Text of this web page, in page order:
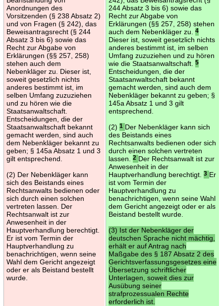
Anordnungen des
Vorsitzenden (§ 238 Absatz 2)
und von Fragen (§ 242), das
Beweisantragsrecht (§ 244
Absatz 3 bis 6) sowie das
Recht zur Abgabe von
Erklärungen (§§ 257, 258)
stehen auch dem
Nebenkläger zu. Dieser ist,
soweit gesetzlich nichts
anderes bestimmt ist, im
selben Umfang zuzuziehen
und zu hören wie die
Staatsanwaltschaft.
Entscheidungen, die der
Staatsanwaltschaft bekannt
gemacht werden, sind auch
dem Nebenkläger bekannt zu
geben; § 145a Absatz 1 und 3
gilt entsprechend.
(2) Der Nebenkläger kann
sich des Beistands eines
Rechtsanwalts bedienen oder
sich durch einen solchen
vertreten lassen. Der
Rechtsanwalt ist zur
Anwesenheit in der
Hauptverhandlung berechtigt.
Er ist vom Termin der
Hauptverhandlung zu
benachrichtigen, wenn seine
Wahl dem Gericht angezeigt
oder er als Beistand bestellt
wurde.
244 Absatz 3 bis 6) sowie das
Recht zur Abgabe von
Erklärungen (§§ 257, 258) stehen
auch dem Nebenkläger zu.
4
Dieser ist, soweit gesetzlich nichts
anderes bestimmt ist, im selben
Umfang zuzuziehen und zu hören
wie die Staatsanwaltschaft.
5
Entscheidungen, die der
Staatsanwaltschaft bekannt
gemacht werden, sind auch dem
Nebenkläger bekannt zu geben; §
145a Absatz 1 und 3 gilt
entsprechend.
(2) 1 Der Nebenkläger kann sich
des Beistands eines
Rechtsanwalts bedienen oder sich
durch einen solchen vertreten
lassen.
2 Der Rechtsanwalt ist zur
Anwesenheit in der
Hauptverhandlung berechtigt.
3 Er
ist vom Termin der
Hauptverhandlung zu
benachrichtigen, wenn seine Wahl
dem Gericht angezeigt oder er als
Beistand bestellt wurde.
(3) Ist der Nebenkläger der
deutschen Sprache nicht mächtig,
erhält er auf Antrag nach
Maßgabe des § 187 Absatz 2 des
Gerichtsverfassungsgesetzes eine
Übersetzung schriftlicher
Unterlagen, soweit dies zur
Ausübung seiner
strafprozessualen Rechte
erforderlich ist.